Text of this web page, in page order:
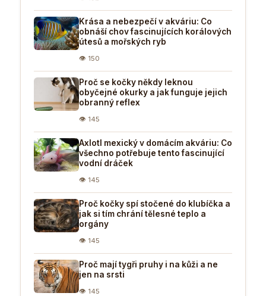
Krása a nebezpečí v akváriu: Co
obnáší chov fascinujících korálových
útesů a mořských ryb
👁 150
Proč se kočky někdy leknou
obyčejné okurky a jak funguje jejich
obranný reflex
👁 145
Axlotl mexický v domácím akváriu: Co
všechno potřebuje tento fascinující
vodní dráček
👁 145
Proč kočky spí stočené do klubíčka a
jak si tím chrání tělesné teplo a
orgány
👁 145
Proč mají tygři pruhy i na kůži a ne
jen na srsti
👁 145